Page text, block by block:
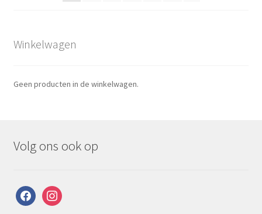
Winkelwagen
Geen producten in de winkelwagen.
Volg ons ook op
facebookinstagram